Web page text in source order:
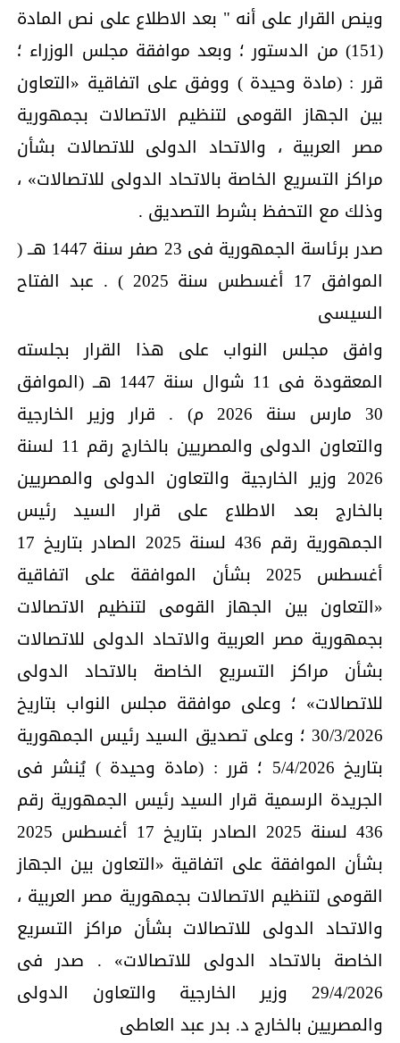
وينص القرار على أنه " بعد الاطلاع على نص المادة
(151) من الدستور ؛ وبعد موافقة مجلس الوزراء ؛
قرر : (مادة وحيدة ) ووفق على اتفاقية «التعاون
بين الجهاز القومى لتنظيم الاتصالات بجمهورية
مصر العربية ، والاتحاد الدولى للاتصالات بشأن
مراكز التسريع الخاصة بالاتحاد الدولى للاتصالات» ،
وذلك مع التحفظ بشرط التصديق .
صدر برئاسة الجمهورية فى 23 صفر سنة 1447 هــ (
الموافق 17 أغسطس سنة 2025 ) . عبد الفتاح
السيسى
وافق مجلس النواب على هذا القرار بجلسته
المعقودة فى 11 شوال سنة 1447 هــ (الموافق
30 مارس سنة 2026 م) . قرار وزير الخارجية
والتعاون الدولى والمصريين بالخارج رقم 11 لسنة
2026 وزير الخارجية والتعاون الدولى والمصريين
بالخارج بعد الاطلاع على قرار السيد رئيس
الجمهورية رقم 436 لسنة 2025 الصادر بتاريخ 17
أغسطس 2025 بشأن الموافقة على اتفاقية
«التعاون بين الجهاز القومى لتنظيم الاتصالات
بجمهورية مصر العربية والاتحاد الدولى للاتصالات
بشأن مراكز التسريع الخاصة بالاتحاد الدولى
للاتصالات» ؛ وعلى موافقة مجلس النواب بتاريخ
30/3/2026 ؛ وعلى تصديق السيد رئيس الجمهورية
بتاريخ 5/4/2026 ؛ قرر : (مادة وحيدة ) يُنشر فى
الجريدة الرسمية قرار السيد رئيس الجمهورية رقم
436 لسنة 2025 الصادر بتاريخ 17 أغسطس 2025
بشأن الموافقة على اتفاقية «التعاون بين الجهاز
القومى لتنظيم الاتصالات بجمهورية مصر العربية ،
والاتحاد الدولى للاتصالات بشأن مراكز التسريع
الخاصة بالاتحاد الدولى للاتصالات» . صدر فى
29/4/2026 وزير الخارجية والتعاون الدولى
والمصريين بالخارج د. بدر عبد العاطى